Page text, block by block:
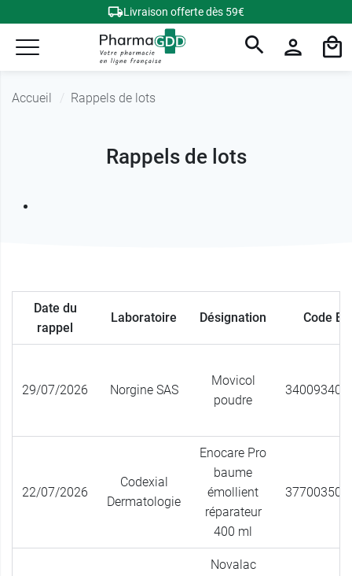
Livraison offerte dès 59€
Accueil Rappels de lots
Rappels de lots
Date du
rappel
Laboratoire Désignation Code
29/07/2026 Norgine SAS
Movicol
poudre
22/07/2026
Codexial
Dermatologie
Enocare Pro
baume
émollient
réparateur
400 ml
Novalac